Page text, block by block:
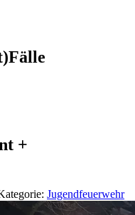
+
Jugendfeuerwehr